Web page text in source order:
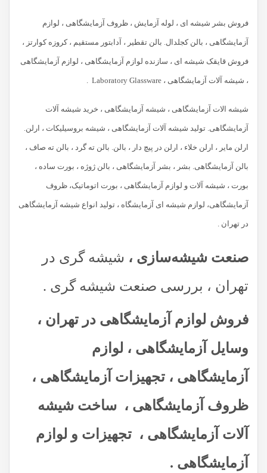
فروش بشر شیشه ای ، لوله آزمایش ، ظروف آزمایشگاهی ، لوازم
آزمایشگاهی ، بالن کجلدال. بالن تقطیر ، آدابتور مستقیم ، کروزه کوارتز ،
فروش قایقک شیشه ای ، سازنده لوازم آزمایشگاهی ، لوازم آزمایشگاهی
، شیشه آلات آزمایشگاهی ، Laboratory Glassware .
شیشه الات آزمایشگاهی ، شیشه آزمایشگاهی ، خرید شیشه آلات
آزمایشگاهی. تولید شیشه آلات آزمایشگاهی ، شیشه بروسیلیکات ، ارلن.
ارلن مایر ، ارلن خلاء ، ارلن در پیچ دار ، بالن. بالن ته گرد ، بالن ته صاف ،
بالن آزمایشگاهی. بشر ، بشر آزمایشگاهی ، بالن ژوژه ، بورت ساده ،
بورت ، شیشه آلات و لوازم آزمایشگاهی ، بورت اتوماتیک، ظروف
آزمایشگاهی، لوازم شیشه ای آزمایشگاه ، تولید انواع شیشه آزمایشگاهی
در تهران .
صنعت شیشه‌سازی ، شیشه گری در
تهران ، بررسی صنعت شیشه گری .
فروش لوازم آزمایشگاهی در تهران ،
وسایل آزمایشگاهی ، لوازم
آزمایشگاهی ، تجهیزات آزمایشگاهی ،
ظروف آزمایشگاهی ، ساخت شیشه
آلات آزمایشگاهی ، تجهیزات و لوازم
آزمایشگاهی .